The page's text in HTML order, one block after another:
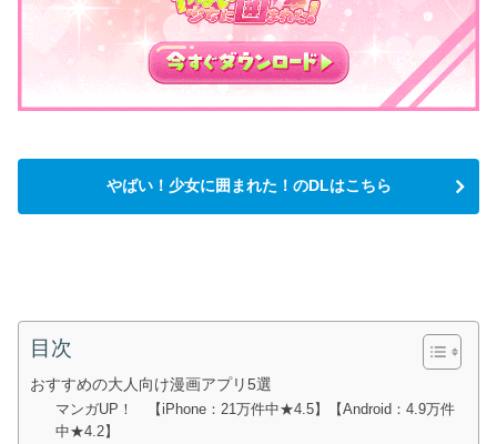
やばい！少女に囲まれた！のDLはこちら
目次
おすすめの大人向け漫画アプリ5選
マンガUP！ 【iPhone：21万件中★4.5】【Android：4.9万件
中★4.2】